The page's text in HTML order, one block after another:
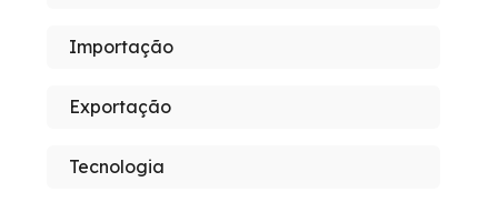
Importação
Exportação
Tecnologia